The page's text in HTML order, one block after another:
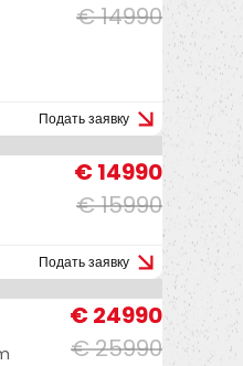
€ 14990
Подать заявку
€ 15990
€ 14990
Подать заявку
€ 25990
€ 24990